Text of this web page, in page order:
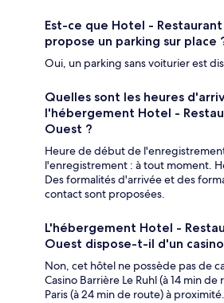
Est-ce que Hotel -
propose un parking sur place
Oui, un parking sans voiturier est
Quelles sont les heures
l'hébergement Hotel -
Ouest ?
Heure de début de
l'enregistrement : à tout moment.
Des formalités d'arrivée et des
contact sont proposées.
L'hébergement Hotel -
Ouest dispose-t-il d'un
Non, cet hôtel ne possède pas de
Casino Barrière Le Ruhl (à 14 min
Paris (à 24 min de route) à proximité.